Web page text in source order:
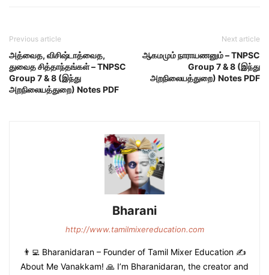
Previous article
அத்வைத, விசிஷ்டாத்வைத,
துவைத சித்தாந்தங்கள் – TNPSC
Group 7 & 8 (இந்து
அறநிலையத்துறை) Notes PDF
Next article
ஆகமமும் நாராயணனும் – TNPSC
Group 7 & 8 (இந்து
அறநிலையத்துறை) Notes PDF
Bharani
http://www.tamilmixereducation.com
👨‍💻 Bharanidaran – Founder of Tamil Mixer Education ✍️
About Me Vanakkam! 🙏 I’m Bharanidaran, the creator and